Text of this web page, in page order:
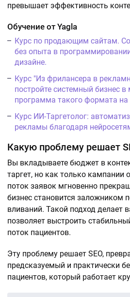
превышает эффективность
Обучение от Yagla
Курс по продающим сайтам.
без опыта в
дизайне.
Курс "Из фрилансера в
постройте системный бизнес
программа такого формата на
Курс ИИ-Таргетолог:
рекламы благодаря
Какую проблему решает
Вы вкладываете бюджет в
таргет, но как только кампании
поток заявок мгновенно
бизнес становится заложником
вливаний. Такой подход делает
позволяет выстроить
поток пациентов.
Эту проблему решает SEO,
предсказуемый и практически
пациентов, который работает